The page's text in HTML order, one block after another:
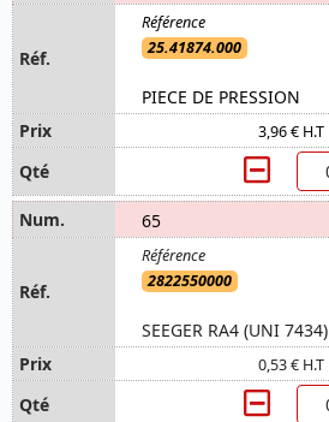
25.41874.000
PIECE DE PRESSION
3,96 € H.T
65
2822550000
SEEGER RA4 (UNI 7434)
0,53 € H.T